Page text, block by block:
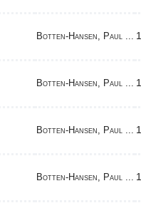
Botten-Hansen, Paul ...
Botten-Hansen, Paul ...
Botten-Hansen, Paul ...
Botten-Hansen, Paul ...